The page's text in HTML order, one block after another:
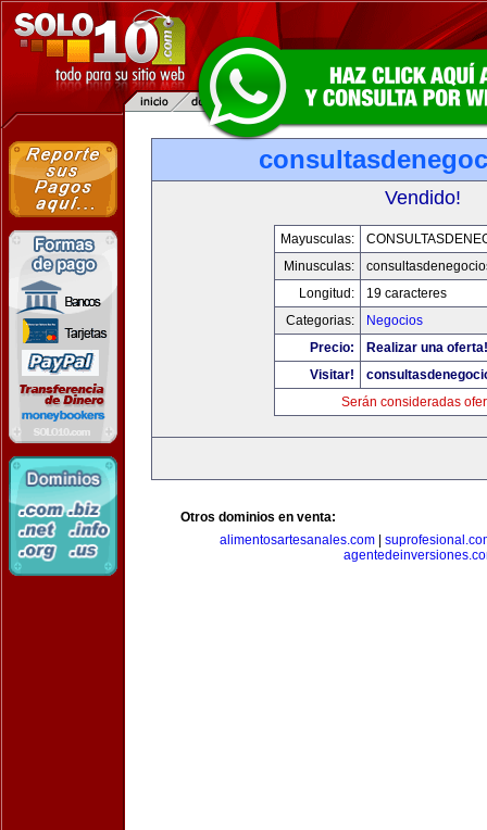
Vendido!
Mayusculas:
Minusculas:
Longitud:
19 caracteres
Categorias:
Negocios
Precio:
Realizar una oferta!
Visitar!
Serán consideradas
Otros dominios en venta:
alimentosartesanales.com